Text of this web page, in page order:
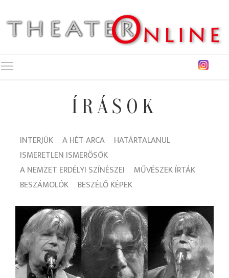
ÍRÁSOK
INTERJÚK A HÉT ARCA
HATÁRTALANUL
ISMERETLEN ISMERŐSÖK
A NEMZET ERDÉLYI SZÍNÉSZEI
MŰVÉSZEK ÍRTÁK
BESZÁMOLÓK
BESZÉLŐ KÉPEK